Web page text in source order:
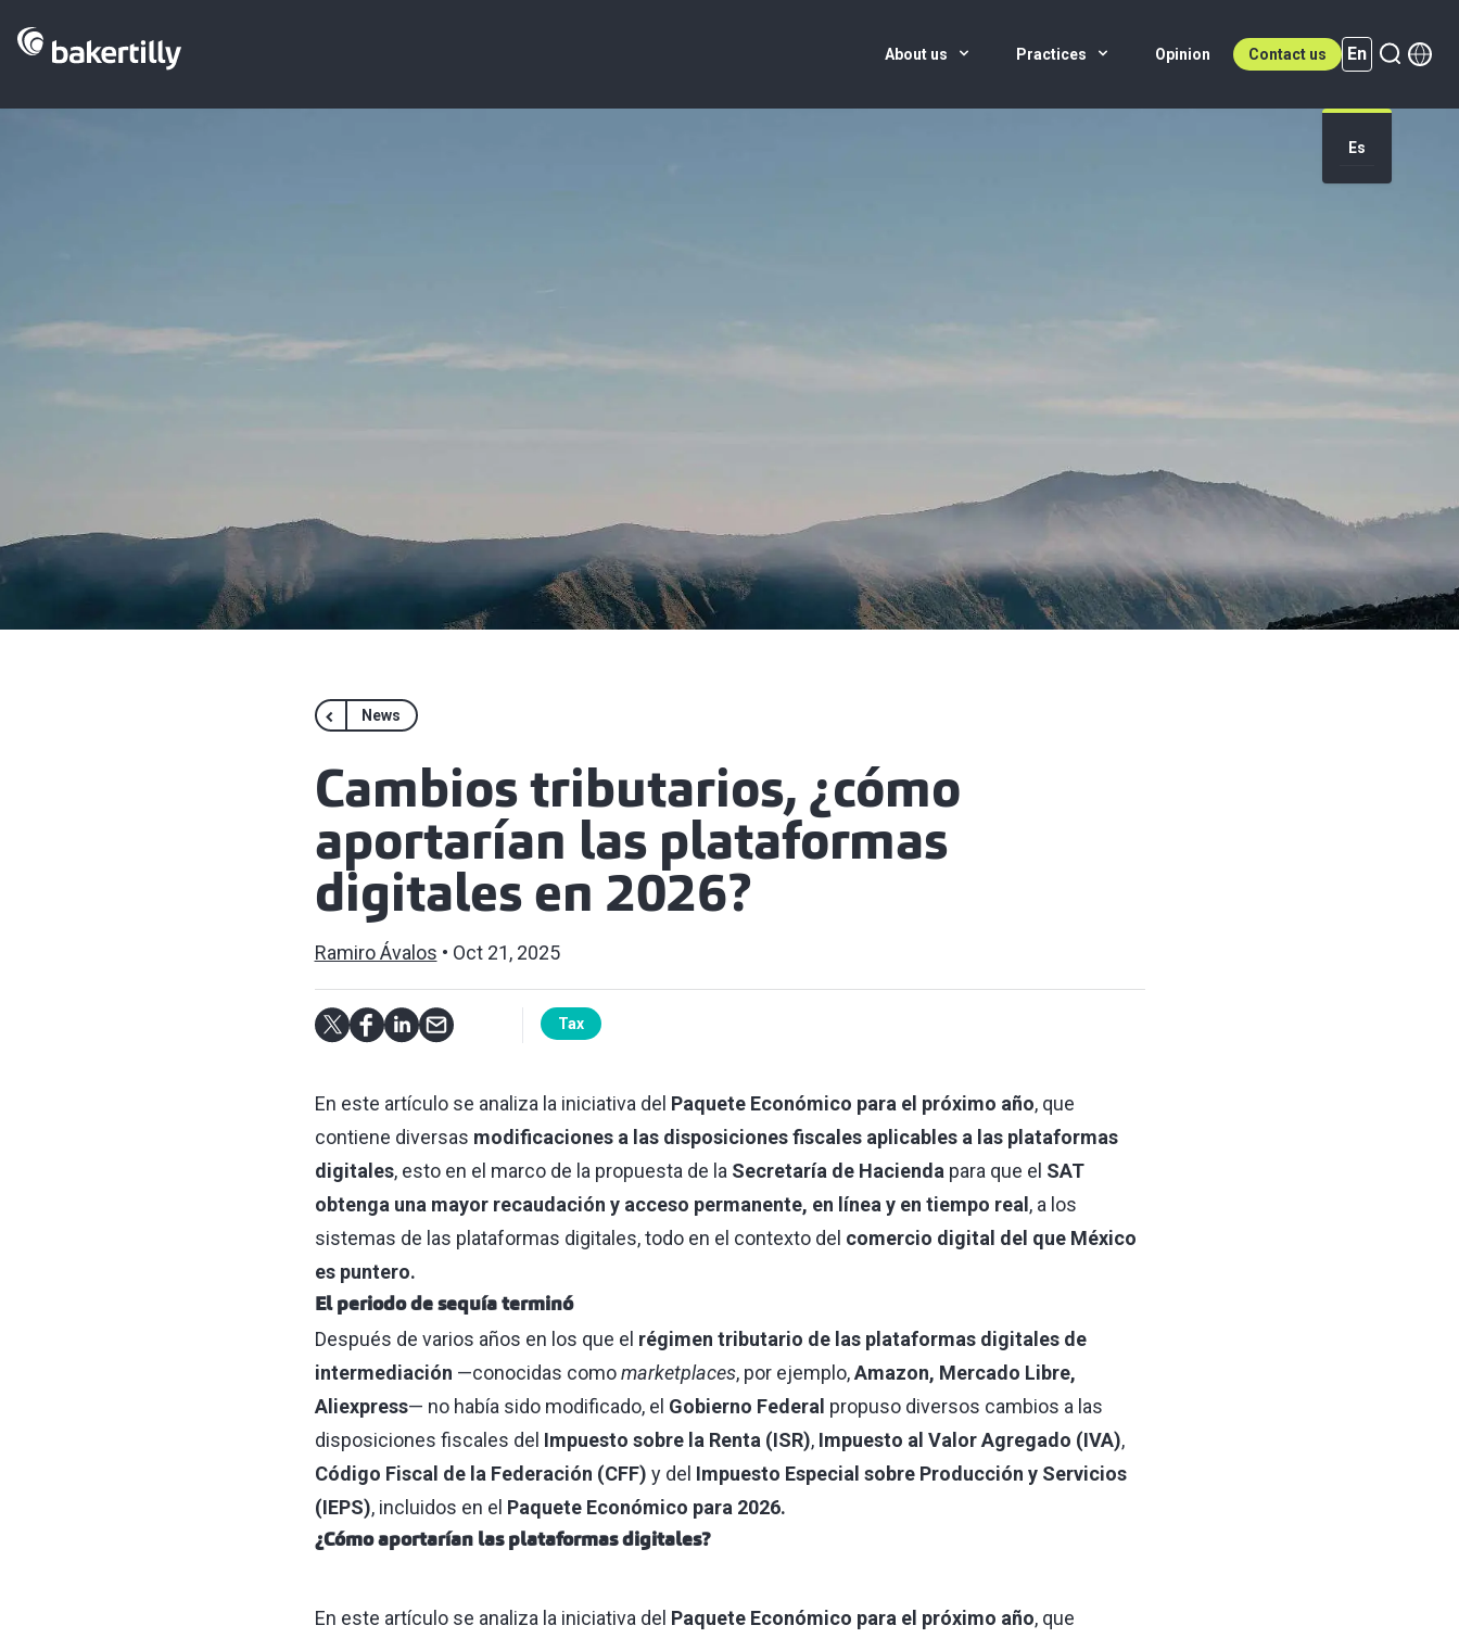
About us Practices Opinion Contact us En
Es
En (active)
News
Cambios tributarios, ¿cómo
aportarían las plataformas
digitales en 2026?
Ramiro Ávalos Oct 21, 2025
Tax
En este artículo se analiza la iniciativa del Paquete Económico para el próximo año, que
contiene diversas modificaciones a las disposiciones fiscales aplicables a las plataformas
digitales, esto en el marco de la propuesta de la Secretaría de Hacienda para que el SAT
obtenga una mayor recaudación y acceso permanente, en línea y en tiempo real , a los
sistemas de las plataformas digitales, todo en el contexto del comercio digital del que México
es puntero.
El periodo de sequía terminó
Después de varios años en los que el régimen tributario de las plataformas digitales de
intermediación —conocidas comomarketplaces, por ejemplo,Amazon, Mercado Libre,
Aliexpress— no había sido modificado, el Gobierno Federal propuso diversos cambios a las
disposiciones fiscales del Impuesto sobre la Renta (ISR), Impuesto al Valor Agregado (IVA),
Código Fiscal de la Federación (CFF) y del Impuesto Especial sobre Producción y Servicios
(IEPS), incluidos en el Paquete Económico para 2026.
¿Cómo aportarían las plataformas digitales?
En este artículo se analiza la iniciativa del Paquete Económico para el próximo año, que